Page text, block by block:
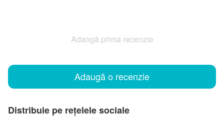
Adaogă prima recenzie
Adaugă o recenzie
Distribuie pe rețelele sociale